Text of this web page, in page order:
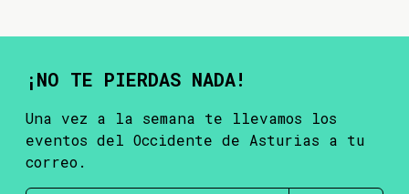
¡NO TE PIERDAS NADA!
Una vez a la semana te llevamos los
eventos del Occidente de Asturias a tu
correo.